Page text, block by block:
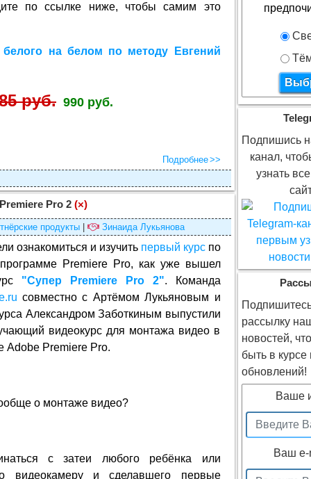
по ссылке ниже, чтобы самим это
на белом по методу Евгений
руб. 990 руб.
Подробнее
Pro 2 (×)
продукты| Зинаида Лукьянова
ознакомиться и изучить первый курспо
Premiere Pro, как уже вышел
"Супер Premiere Pro 2". Команда
совместно с Артёмом Лукьяновым и
Александром Заботкиным выпустили
видеокурс для монтажа видео в
Adobe Premiere Pro.
о монтаже видео?
с затеи любого ребёнка или
видеокамеру и сделавшего первые
Подпишись
канал,
узнать
рассылку
новостей,
быть в курсе
обновлений!
Ваше
Ваш e-